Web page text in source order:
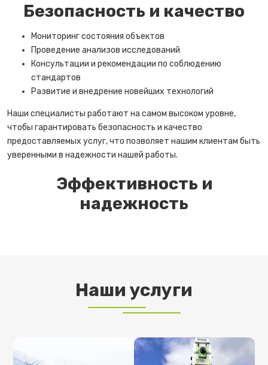
Безопасность и качество
Мониторинг состояния объектов
Проведение анализов исследований
Консультации и рекомендации по соблюдению
стандартов
Развитие и внедрение новейших технологий
Наши специалисты работают на самом высоком уровне,
чтобы гарантировать безопасность и качество
предоставляемых услуг, что позволяет нашим клиентам быть
уверенными в надежности нашей работы.
Эффективность и
надежность
Наши услуги